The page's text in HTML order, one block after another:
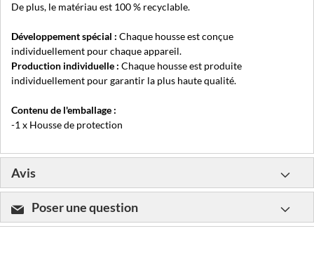
De plus, le matériau est 100 % recyclable.
Développement spécial : Chaque housse est conçue
individuellement pour chaque appareil.
Production individuelle : Chaque housse est produite
individuellement pour garantir la plus haute qualité.
Contenu de l'emballage :
-1 x Housse de protection
Avis
Poser une question